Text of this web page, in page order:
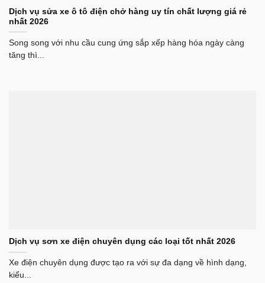
Dịch vụ sửa xe ô tô điện chở hàng uy tín chất lượng giá rẻ
nhất 2026
Song song với nhu cầu cung ứng sắp xếp hàng hóa ngày càng
tăng thì...
Dịch vụ sơn xe điện chuyên dụng các loại tốt nhất 2026
Xe điện chuyên dụng được tạo ra với sự đa dạng về hình dạng,
kiểu...